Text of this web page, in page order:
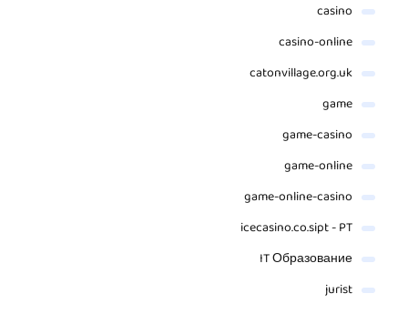
casino
casino-online
catonvillage.org.uk
game
game-casino
game-online
game-online-casino
icecasino.co.sipt - PT
IT Образование
jurist